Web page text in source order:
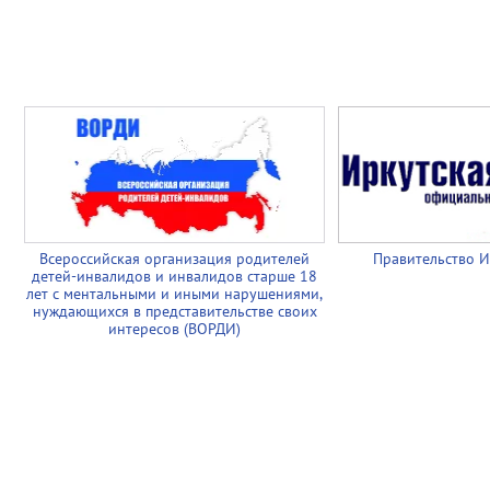
Всероссийская организация родителей
детей-инвалидов и инвалидов старше 18
лет с ментальными и иными нарушениями,
нуждающихся в представительстве своих
интересов (ВОРДИ)
Правительство